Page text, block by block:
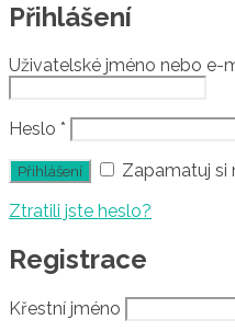
Přihlášení
Uživatelské jméno nebo e-
Heslo *
Zapamatuj si
Ztratili jste heslo?
Registrace
Křestní jméno